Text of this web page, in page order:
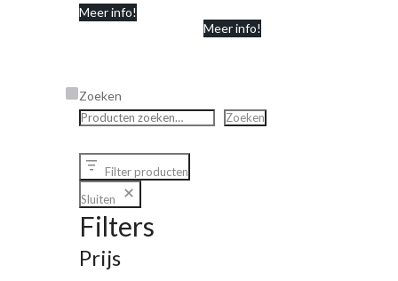
Meer info!
Meer info!
Zoeken
Zoeken
Filter producten
Sluiten
Filters
Prijs